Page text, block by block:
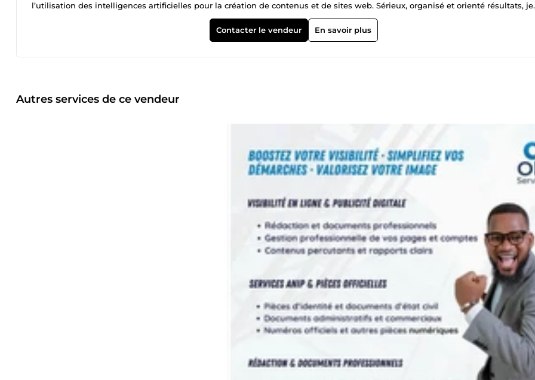
l’utilisation des intelligences artificielles pour la création de contenus et de sites web. Sérieux, organisé et orienté résultats, je
m’engage à fournir un travail professionnel et dans les délais
Contacter le vendeur
En savoir plus
Autres services de ce vendeur